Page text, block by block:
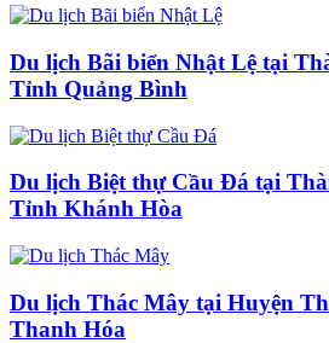
Du lịch Bãi biển Nhật Lệ tại
Tỉnh Quảng Bình
Du lịch Biệt thự Cầu Đá tại
Tỉnh Khánh Hòa
Du lịch Thác Mây tại Huyện
Thanh Hóa